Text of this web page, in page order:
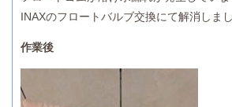
INAXのフロートバルブ交換にて解消しまし
作業後